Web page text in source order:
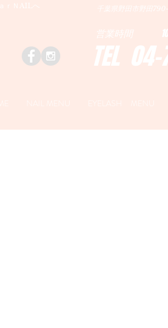
ｒＮAILへ 千葉県野田市野田
TEL
営業時間 10